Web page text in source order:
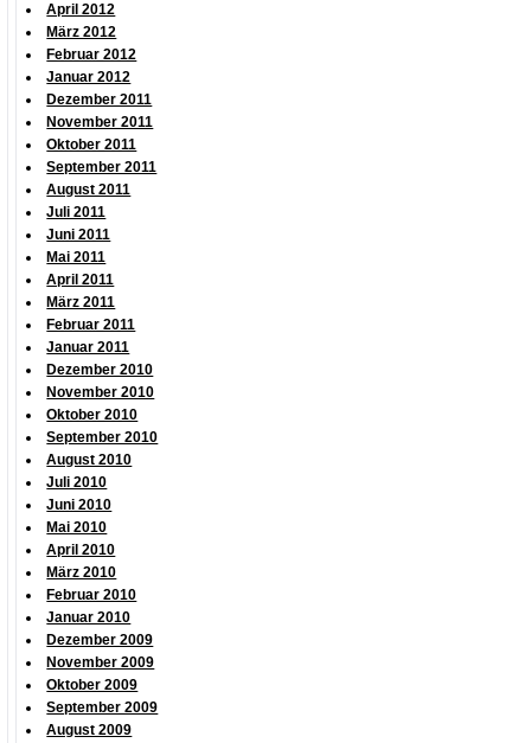
April 2012
März 2012
Februar 2012
Januar 2012
Dezember 2011
November 2011
Oktober 2011
September 2011
August 2011
Juli 2011
Juni 2011
Mai 2011
April 2011
März 2011
Februar 2011
Januar 2011
Dezember 2010
November 2010
Oktober 2010
September 2010
August 2010
Juli 2010
Juni 2010
Mai 2010
April 2010
März 2010
Februar 2010
Januar 2010
Dezember 2009
November 2009
Oktober 2009
September 2009
August 2009